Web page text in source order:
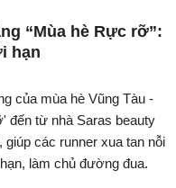
“Mùa hè Rực rỡ”:
hạn
của mùa hè Vũng Tàu -
đến từ nhà Saras beauty
các runner xua tan nỗi
làm chủ đường đua.